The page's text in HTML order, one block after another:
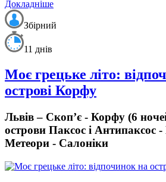
Докладніше
Збірний
11 днів
Моє грецьке літо:
острові Корфу
Львів – Скоп’є - Корфу (6
острови Паксос і Антипаксос
Метеори - Салоніки